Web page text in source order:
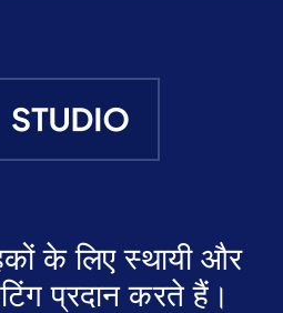
के लिए स्थायी और
प्रदान करते हैं।